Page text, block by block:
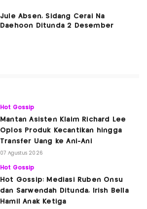
Jule Absen, Sidang Cerai Na
Daehoon Ditunda 2 Desember
Hot Gossip
Mantan Asisten Klaim Richard Lee
Oplos Produk Kecantikan hingga
Transfer Uang ke Ani-Ani
07 Agustus 2026
Hot Gossip
Hot Gossip: Mediasi Ruben Onsu
dan Sarwendah Ditunda, Irish Bella
Hamil Anak Ketiga